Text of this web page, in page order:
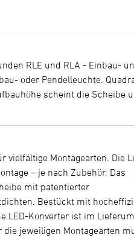
RLE und RLA - Einbau-
oder Pendelleuchte.
scheint die Scheibe
vielfältige Montagearten. Die
– je nach Zubehör. Das
mit patentierter
Bestückt mit
LED-Konverter ist im
jeweiligen Montagearten